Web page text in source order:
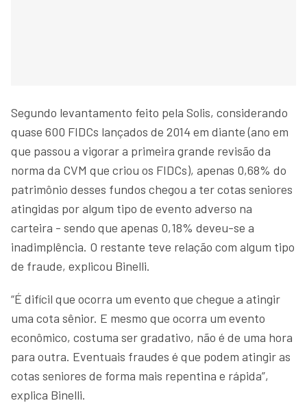
Segundo levantamento feito pela Solis, considerando
quase 600 FIDCs lançados de 2014 em diante (ano em
que passou a vigorar a primeira grande revisão da
norma da CVM que criou os FIDCs), apenas 0,68% do
patrimônio desses fundos chegou a ter cotas seniores
atingidas por algum tipo de evento adverso na
carteira - sendo que apenas 0,18% deveu-se a
inadimplência. O restante teve relação com algum tipo
de fraude, explicou Binelli.
“É difícil que ocorra um evento que chegue a atingir
uma cota sênior. E mesmo que ocorra um evento
econômico, costuma ser gradativo, não é de uma hora
para outra. Eventuais fraudes é que podem atingir as
cotas seniores de forma mais repentina e rápida”,
explica Binelli.